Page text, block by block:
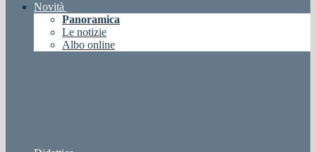
Novità
Panoramica
Le notizie
Albo online